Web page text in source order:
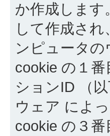
か作成します
して作成さ
ンピュータ
cookie の１番
ションID （
ウェア によ
cookie の３